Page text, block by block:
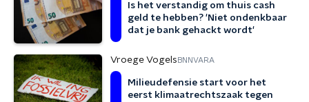
Is het verstandig om thuis cash
geld te hebben? 'Niet ondenkbaar
dat je bank gehackt wordt'
Vroege Vogels BNNVARA
Milieudefensie start voor het
eerst klimaatrechtszaak tegen